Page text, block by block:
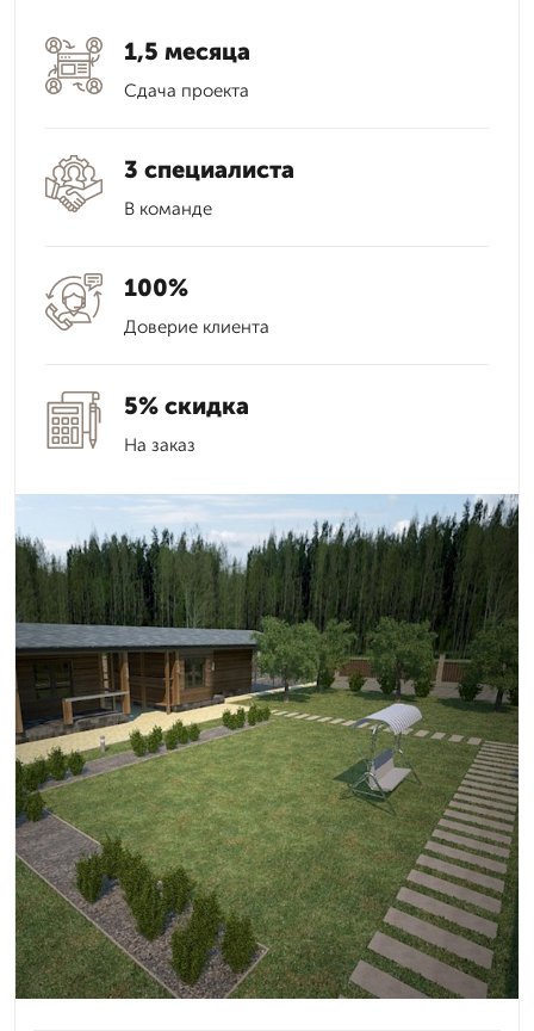
1,5 месяца
Сдача проекта
3 специалиста
В команде
100%
Доверие клиента
5% скидка
На заказ